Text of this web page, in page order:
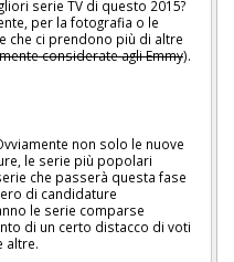
serie TV di questo 2015?
per la fotografia o le
che ci prendono più di altre
considerate agli Emmy).
non solo le nuove
le serie più popolari
che passerà questa fase
di candidature
le serie comparse
di un certo distacco di voti
altre.